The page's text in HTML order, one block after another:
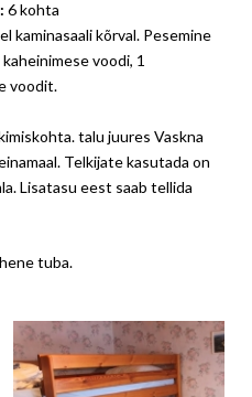
6 kohta
kaminasaali kõrval. Pesemine
voodi, 1
voodit.
talu juures Vaskna
Telkijate kasutada on
Lisatasu eest saab tellida
tuba.